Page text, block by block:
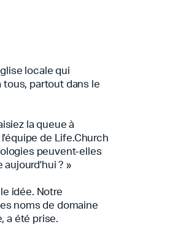
locale qui
tous, partout dans le
la queue à
de Life.Church
peuvent-elles
? »
idée. Notre
noms de domaine
a été prise.